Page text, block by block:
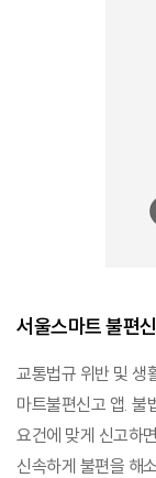
서울스마트 불편
교통법규 위반 및 생
마트불편신고 앱. 불
요건에 맞게 신고하
신속하게 불편을 해